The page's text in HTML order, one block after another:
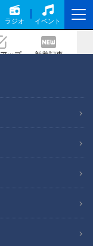
ラジオ イベント
ップ 新着記事
#アニメ